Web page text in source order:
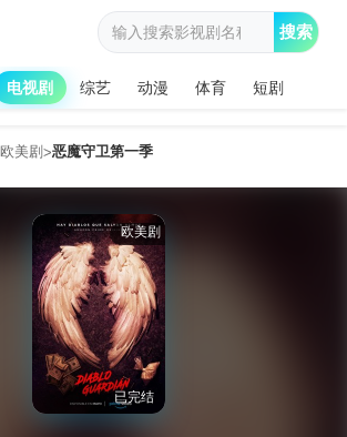
电视剧 综艺 动漫 体育 短剧
搜索
欧美剧 >恶魔守卫第一季
欧美剧
已完结